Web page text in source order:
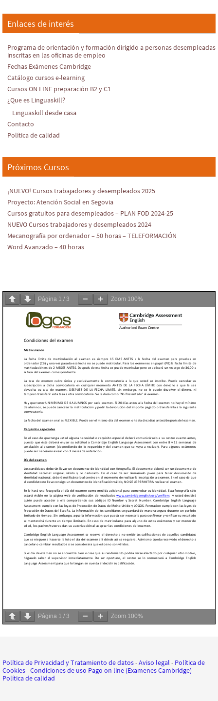
Enlaces de interés
Programa de orientación y formación dirigido a personas desempleadas
inscritas en las oficinas de empleo
Fechas Exámenes Cambridge
Catálogo cursos e-learning
Cursos ON LINE preparación B2 y C1
¿Que es Linguaskill?
Linguaskill desde casa
Contacto
Política de calidad
Próximos Cursos
¡NUEVO! Cursos trabajadores y desempleados 2025
Proyecto: Atención Social en Segovia
Cursos gratuitos para desempleados – PLAN FOD 2024-25
NUEVO Cursos trabajadores y desempleados 2024
Mecanografía por ordenador – 50 horas – TELEFORMACIÓN
Word Avanzado – 40 horas
Página 1 / 3 Zoom 100%
Página 1 / 3 Zoom 100%
Política de Privacidad y Tratamiento de datos-Aviso legal - Política de
Cookies-Condiciones de uso Pago on line (Examenes Cambridge) -
Política de calidad